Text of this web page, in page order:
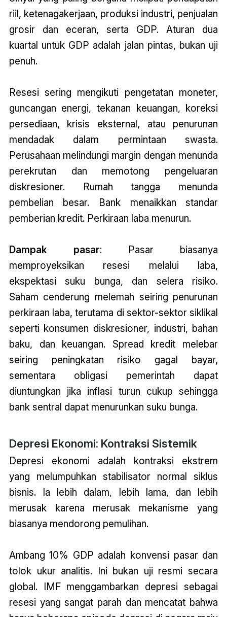
riil, ketenagakerjaan, produksi industri, penjualan
grosir dan eceran, serta GDP. Aturan dua
kuartal untuk GDP adalah jalan pintas, bukan uji
penuh.
Resesi sering mengikuti pengetatan moneter,
guncangan energi, tekanan keuangan, koreksi
persediaan, krisis eksternal, atau penurunan
mendadak dalam permintaan swasta.
Perusahaan melindungi margin dengan menunda
perekrutan dan memotong pengeluaran
diskresioner. Rumah tangga menunda
pembelian besar. Bank menaikkan standar
pemberian kredit. Perkiraan laba menurun.
Dampak pasar: Pasar biasanya
memproyeksikan resesi melalui laba,
ekspektasi suku bunga, dan selera risiko.
Saham cenderung melemah seiring penurunan
perkiraan laba, terutama di sektor-sektor siklikal
seperti konsumen diskresioner, industri, bahan
baku, dan keuangan. Spread kredit melebar
seiring peningkatan risiko gagal bayar,
sementara obligasi pemerintah dapat
diuntungkan jika inflasi turun cukup sehingga
bank sentral dapat menurunkan suku bunga.
Depresi Ekonomi: Kontraksi Sistemik
Depresi ekonomi adalah kontraksi ekstrem
yang melumpuhkan stabilisator normal siklus
bisnis. Ia lebih dalam, lebih lama, dan lebih
merusak karena merusak mekanisme yang
biasanya mendorong pemulihan.
Ambang 10% GDP adalah konvensi pasar dan
tolok ukur analitis. Ini bukan uji resmi secara
global. IMF menggambarkan depresi sebagai
resesi yang sangat parah dan mencatat bahwa